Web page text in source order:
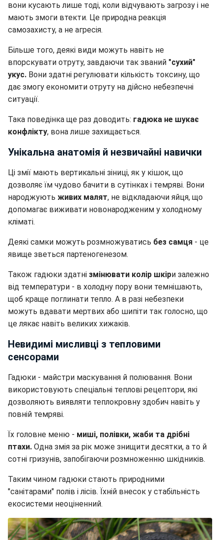
вони кусають лише тоді, коли відчувають загрозу і не
мають змоги втекти. Це природна реакція
самозахисту, а не агресія.
Більше того, деякі види можуть навіть не
впорскувати отруту, завдаючи так званий "сухий"
укус. Вони здатні регулювати кількість токсину, що
дає змогу економити отруту на дійсно небезпечні
ситуації.
Така поведінка ще раз доводить: гадюка не шукає
конфлікту, вона лише захищається.
Унікальна анатомія й незвичайні навички
Ці змії мають вертикальні зіниці, як у кішок, що
дозволяє їм чудово бачити в сутінках і темряві. Вони
народжують живих малят, не відкладаючи яйця, що
допомагає виживати новонародженим у холодному
кліматі.
Деякі самки можуть розмножуватись без самця - це
явище зветься партеногенезом.
Також гадюки здатні змінювати колір шкіри залежно
від температури - в холодну пору вони темнішають,
щоб краще поглинати тепло. А в разі небезпеки
можуть вдавати мертвих або шипіти так голосно, що
це лякає навіть великих хижаків.
Невидимі мисливці з тепловими
сенсорами
Гадюки - майстри маскування й полювання. Вони
використовують спеціальні теплові рецептори, які
дозволяють виявляти теплокровну здобич навіть у
повній темряві.
Їх головне меню - миші, полівки, жаби та дрібні
птахи. Одна змія за рік може знищити десятки, а то й
сотні гризунів, запобігаючи розмноженню шкідників.
Таким чином гадюки стають природними
"санітарами" полів і лісів. Їхній внесок у стабільність
екосистеми неоціненний.